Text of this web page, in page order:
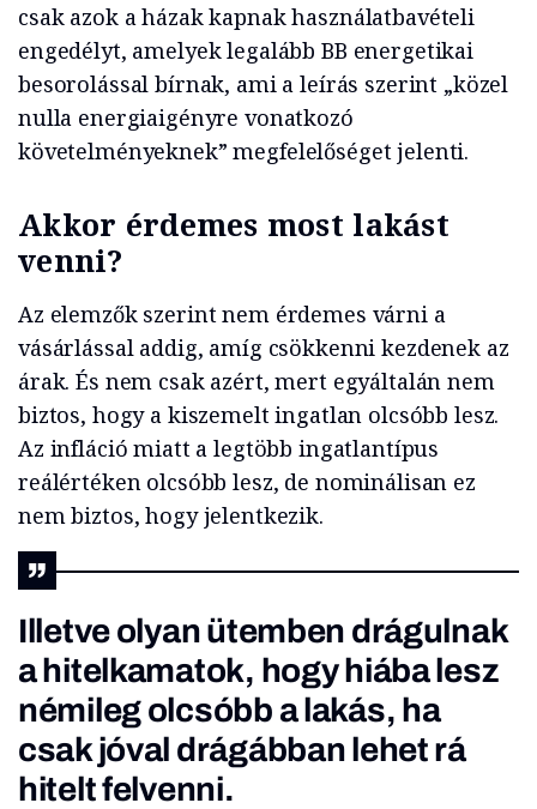
csak azok a házak kapnak használatbavételi
engedélyt, amelyek legalább BB energetikai
besorolással bírnak, ami a leírás szerint „közel
nulla energiaigényre vonatkozó
követelményeknek” megfelelőséget jelenti.
Akkor érdemes most lakást
venni?
Az elemzők szerint nem érdemes várni a
vásárlással addig, amíg csökkenni kezdenek az
árak. És nem csak azért, mert egyáltalán nem
biztos, hogy a kiszemelt ingatlan olcsóbb lesz.
Az infláció miatt a legtöbb ingatlantípus
reálértéken olcsóbb lesz, de nominálisan ez
nem biztos, hogy jelentkezik.
Illetve olyan ütemben drágulnak
a hitelkamatok, hogy hiába lesz
némileg olcsóbb a lakás, ha
csak jóval drágábban lehet rá
hitelt felvenni.